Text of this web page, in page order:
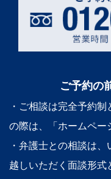
ご予約の
・ご相談は完全予約
の際は、「ホームペー
・弁護士との相談は
越しいただく面談形